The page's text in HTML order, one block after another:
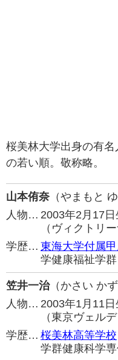
桜美林大学出身の有
の若い順。敬称略。
山本侑奈 （やまもと ゆ
人物… 2003年2月17
（ヴィクトリ
学歴… 東海大学付属
学健康福祉学
笠井一治（かさい かず
人物… 2003年1月11
（東京ヴェルデ
学歴… 桜美林高等学校
学群健康科学